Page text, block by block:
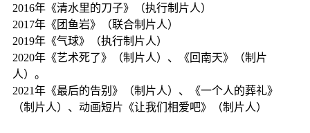
2016年《清水里的刀子》（执行制片人）
2017年《团鱼岩》（联合制片人）
2019年《气球》（执行制片人）
2020年《艺术死了》（制片人）、《回南天》（制片
人）。
2021年《最后的告别》（制片人）、《一个人的葬礼》
（制片人）、动画短片《让我们相爱吧》（制片人）